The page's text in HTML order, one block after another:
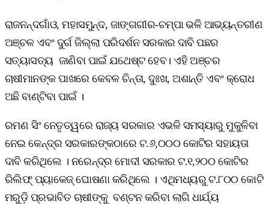
ରାଜନନ୍ଦଗାଁଓ, ମହାସମୁନ୍ଦ, ଜାଙ୍ଗଗୀର-ଚମ୍ପା ଭଳି ଆଭ୍ୟନ୍ତରୀଣ
ଅଞ୍ଚଳ ଏବଂ ଦୁର୍ଗ ଜିଲ୍ଲା ପରିଦର୍ଶନ ସରକାର ଦାବି ପଛର
ସତ୍ୟାସତ୍ୟ ଜାଣିବା ପାଇଁ ଯଥେଷ୍ଟ ହେବ। ଏହି ଅଞ୍ଚର
ଚାଷୀମାନଙ୍କ ପାଖରେ କେବଳ ଚିନ୍ତା, ଦୁଃଖ, ଅଶାନ୍ତି ଏବଂ କ୍ରୋଧ
ଅଛି ବାଣ୍ଟିବା ପାଇଁ ।
ରମଣ ସିଂ ନେତୃତ୍ୱରେ ରାଜ୍ୟ ସରକାର ଏଭଳି ସମସ୍ୟାରୁ ମୁକୁଳିବା
ନେଇ କେନ୍ଦ୍ର ସରକାରଙ୍କଠାରେ ଟ.୬,୦୦୦ କୋଟିର ସହାୟତା
ଦାବି କରିଥିଲେ । ନରେନ୍ଦ୍ର ମୋଦୀ ସରକାର ଟ.୧,୨୦୦ କୋଟିର
ରିଲିଫ୍ ପ୍ୟାକେଜ୍ ଘୋଷଣା କରିଥିଲେ । ଏଥିମଧ୍ୟରୁ ଟ.୮୦୦ କୋଟି
ମରୁଡ଼ି ପ୍ରଭାବିତ ଚାଷୀଙ୍କୁ ବଣ୍ଟନ କରିବା ଲାଗି ଧାର୍ଯ୍ୟ